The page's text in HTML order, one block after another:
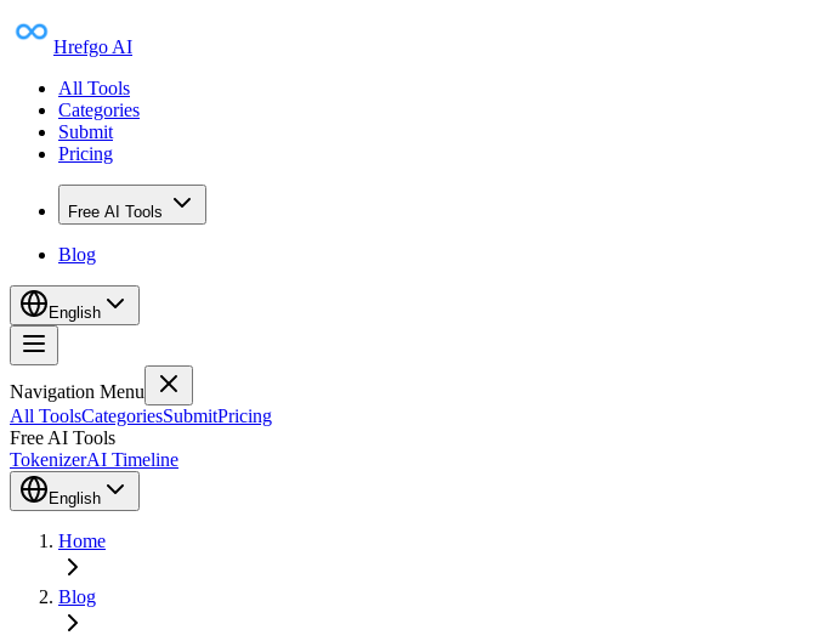
Hrefgo AI
All Tools
Categories
Submit
Pricing
Free AI Tools
Blog
English
Navigation Menu
All ToolsCategoriesSubmitPricing
Free AI Tools
TokenizerAI Timeline
English
Home
Blog